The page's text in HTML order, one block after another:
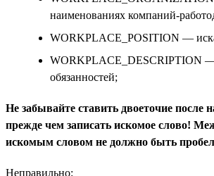
наименованиях компаний-
WORKPLACE_POSITION —
WORKPLACE_DESCRIPTION —
обязанностей;
Не забывайте ставить двоеточие после
прежде чем записать искомое слово!
искомым словом не должно быть
Неправильно: